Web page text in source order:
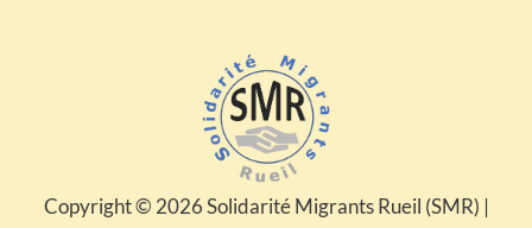
Copyright © 2026 Solidarité Migrants Rueil (SMR) |